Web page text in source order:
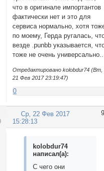
что в оригинале импортантов
фактически нет и это для
сервиса нормально, хотя
по моему, Герда ругалась,
везде .punbb указывается,
тоже не очень универсально..
Отредактировано kolobdur74 (Вт,
21 Фев 2017 23:19:47)
0
9
Ср, 22 Фев 2017
15:28:13
kolobdur74
написал(а):
С чего они